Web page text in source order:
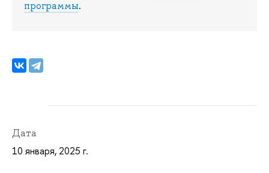
программы.
Дата
10 января, 2025 г.